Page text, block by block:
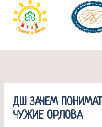
Перейти
содержимому
ДШ ЗАЧЕМ
ЧУЖИЕ ОРЛОВА